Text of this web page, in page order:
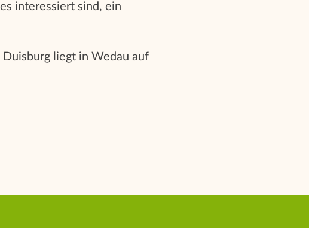
interessiert sind, ein
liegt in Wedau auf